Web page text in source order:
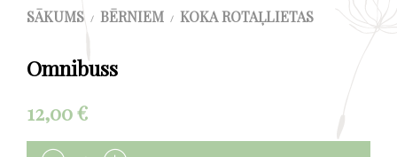
SĀKUMS / BĒRNIEM / KOKA ROTAĻLIETAS
Omnibuss
12,00€